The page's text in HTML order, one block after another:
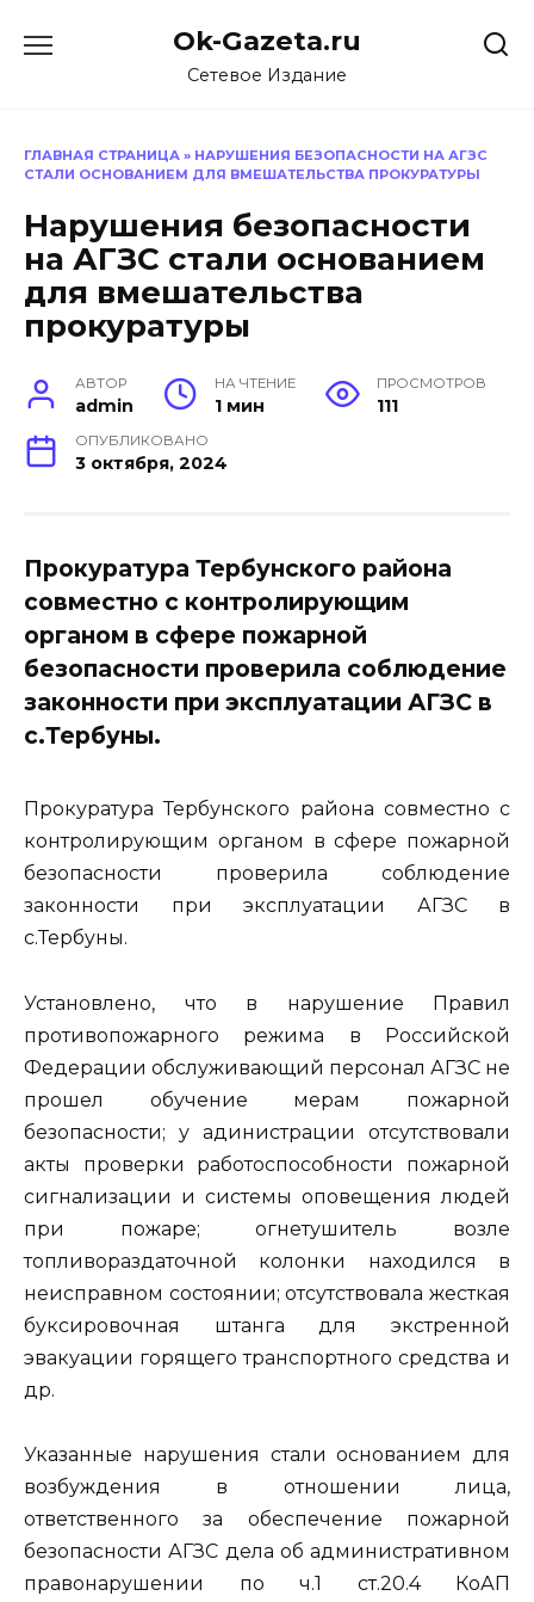
Ok-Gazeta.ru
Сетевое Издание
ГЛАВНАЯ СТРАНИЦА » НАРУШЕНИЯ БЕЗОПАСНОСТИ НА АГЗС
СТАЛИ ОСНОВАНИЕМ ДЛЯ ВМЕШАТЕЛЬСТВА ПРОКУРАТУРЫ
Нарушения безопасности
на АГЗС стали основанием
для вмешательства
прокуратуры
АВТОР
admin
НА ЧТЕНИЕ
1 мин
ПРОСМОТРОВ
111
ОПУБЛИКОВАНО
3 октября, 2024
Прокуратура Тербунского района
совместно с контролирующим
органом в сфере пожарной
безопасности проверила соблюдение
законности при эксплуатации АГЗС в
с.Тербуны.
Прокуратура Тербунского района совместно с
контролирующим органом в сфере пожарной
безопасности проверила соблюдение
законности при эксплуатации АГЗС в
с.Тербуны.
Установлено, что в нарушение Правил
противопожарного режима в Российской
Федерации обслуживающий персонал АГЗС не
прошел обучение мерам пожарной
безопасности; у адинистрации отсутствовали
акты проверки работоспособности пожарной
сигнализации и системы оповещения людей
при пожаре; огнетушитель возле
топливораздаточной колонки находился в
неисправном состоянии; отсутствовала жесткая
буксировочная штанга для экстренной
эвакуации горящего транспортного средства и
др.
Указанные нарушения стали основанием для
возбуждения в отношении лица,
ответственного за обеспечение пожарной
безопасности АГЗС дела об административном
правонарушении по ч.1 ст.20.4 КоАП